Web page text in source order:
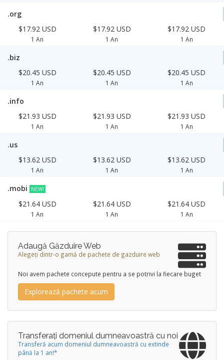
.org
$17.92 USD
1 An
$17.92 USD
1 An
$17.92 USD
1 An
.biz
$20.45 USD
1 An
$20.45 USD
1 An
$20.45 USD
1 An
.info
$21.93 USD
1 An
$21.93 USD
1 An
$21.93 USD
1 An
.us
$13.62 USD
1 An
$13.62 USD
1 An
$13.62 USD
1 An
.mobi NEW!
$21.64 USD
1 An
$21.64 USD
1 An
$21.64 USD
1 An
Adaugă Găzduire Web
Alegeți dintr-o gamă de pachete de gazduire web
Noi avem pachete concepute pentru a se potrivi la fiecare buget
Explorează pachete acum
Transferați domeniul dumneavoastră cu noi
Transferă acum domeniul dumneavoastră cu extinde
până la 1 an!*